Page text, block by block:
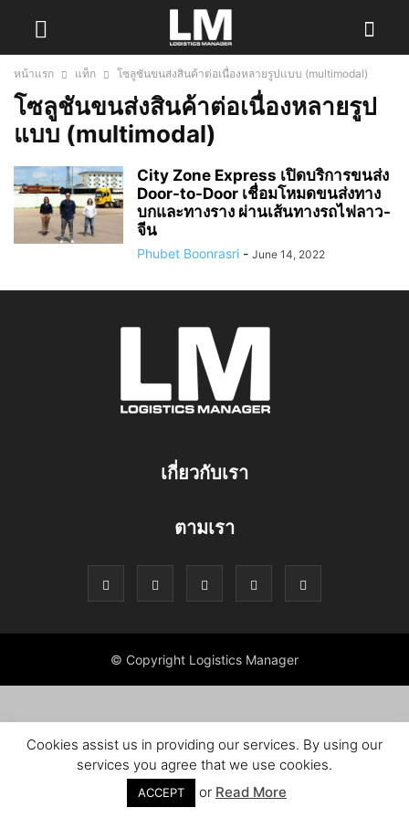
หน้าแรก แท็ก โซลูชันขนส่งสินค้าต่อเนื่องหลายรูปแบบ (multimodal)
โซลูชันขนส่งสินค้าต่อเนื่องหลายรูป
แบบ (multimodal)
City Zone Express เปิดบริการขนส่ง
Door-to-Door เชื่อมโหมดขนส่งทาง
บกและทางราง ผ่านเส้นทางรถไฟลาว-
จีน
Phubet Boonrasri - June 14, 2022
เกี่ยวกับเรา
ตามเรา
© Copyright Logistics Manager
Cookies assist us in providing our services. By using our
services you agree that we use cookies.
ACCEPT or Read More